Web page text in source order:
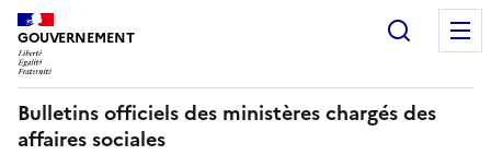
Panneau de gestion des cookies
GOUVERNEMENT
Bulletins officiels des ministères chargés des
affaires sociales